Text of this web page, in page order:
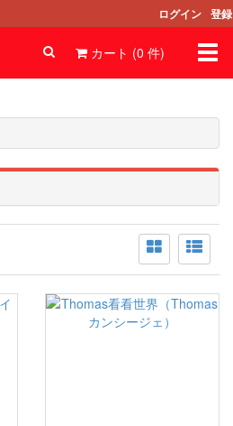
ログイン 登録
カート (0 件)